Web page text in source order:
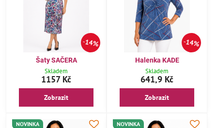
14%
Šaty SAČERA
Skladem
1157 Kč
Zobrazit
14%
Halenka KADE
Skladem
641,9 Kč
Zobrazit
NOVINKA NOVINKA